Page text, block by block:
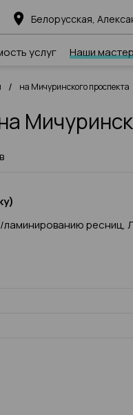
Белорусская,
услуг Наши
/ на Мичуринского проспекта
ресниц,